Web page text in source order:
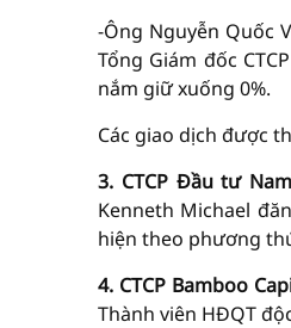
-Ông Nguyễn Quốc
Tổng Giám đốc
nắm giữ xuống 0%.
Các giao dịch được
3. CTCP Đầu tư
Kenneth Michael
hiện theo phương
4. CTCP Bamboo
Thành viên HĐQT